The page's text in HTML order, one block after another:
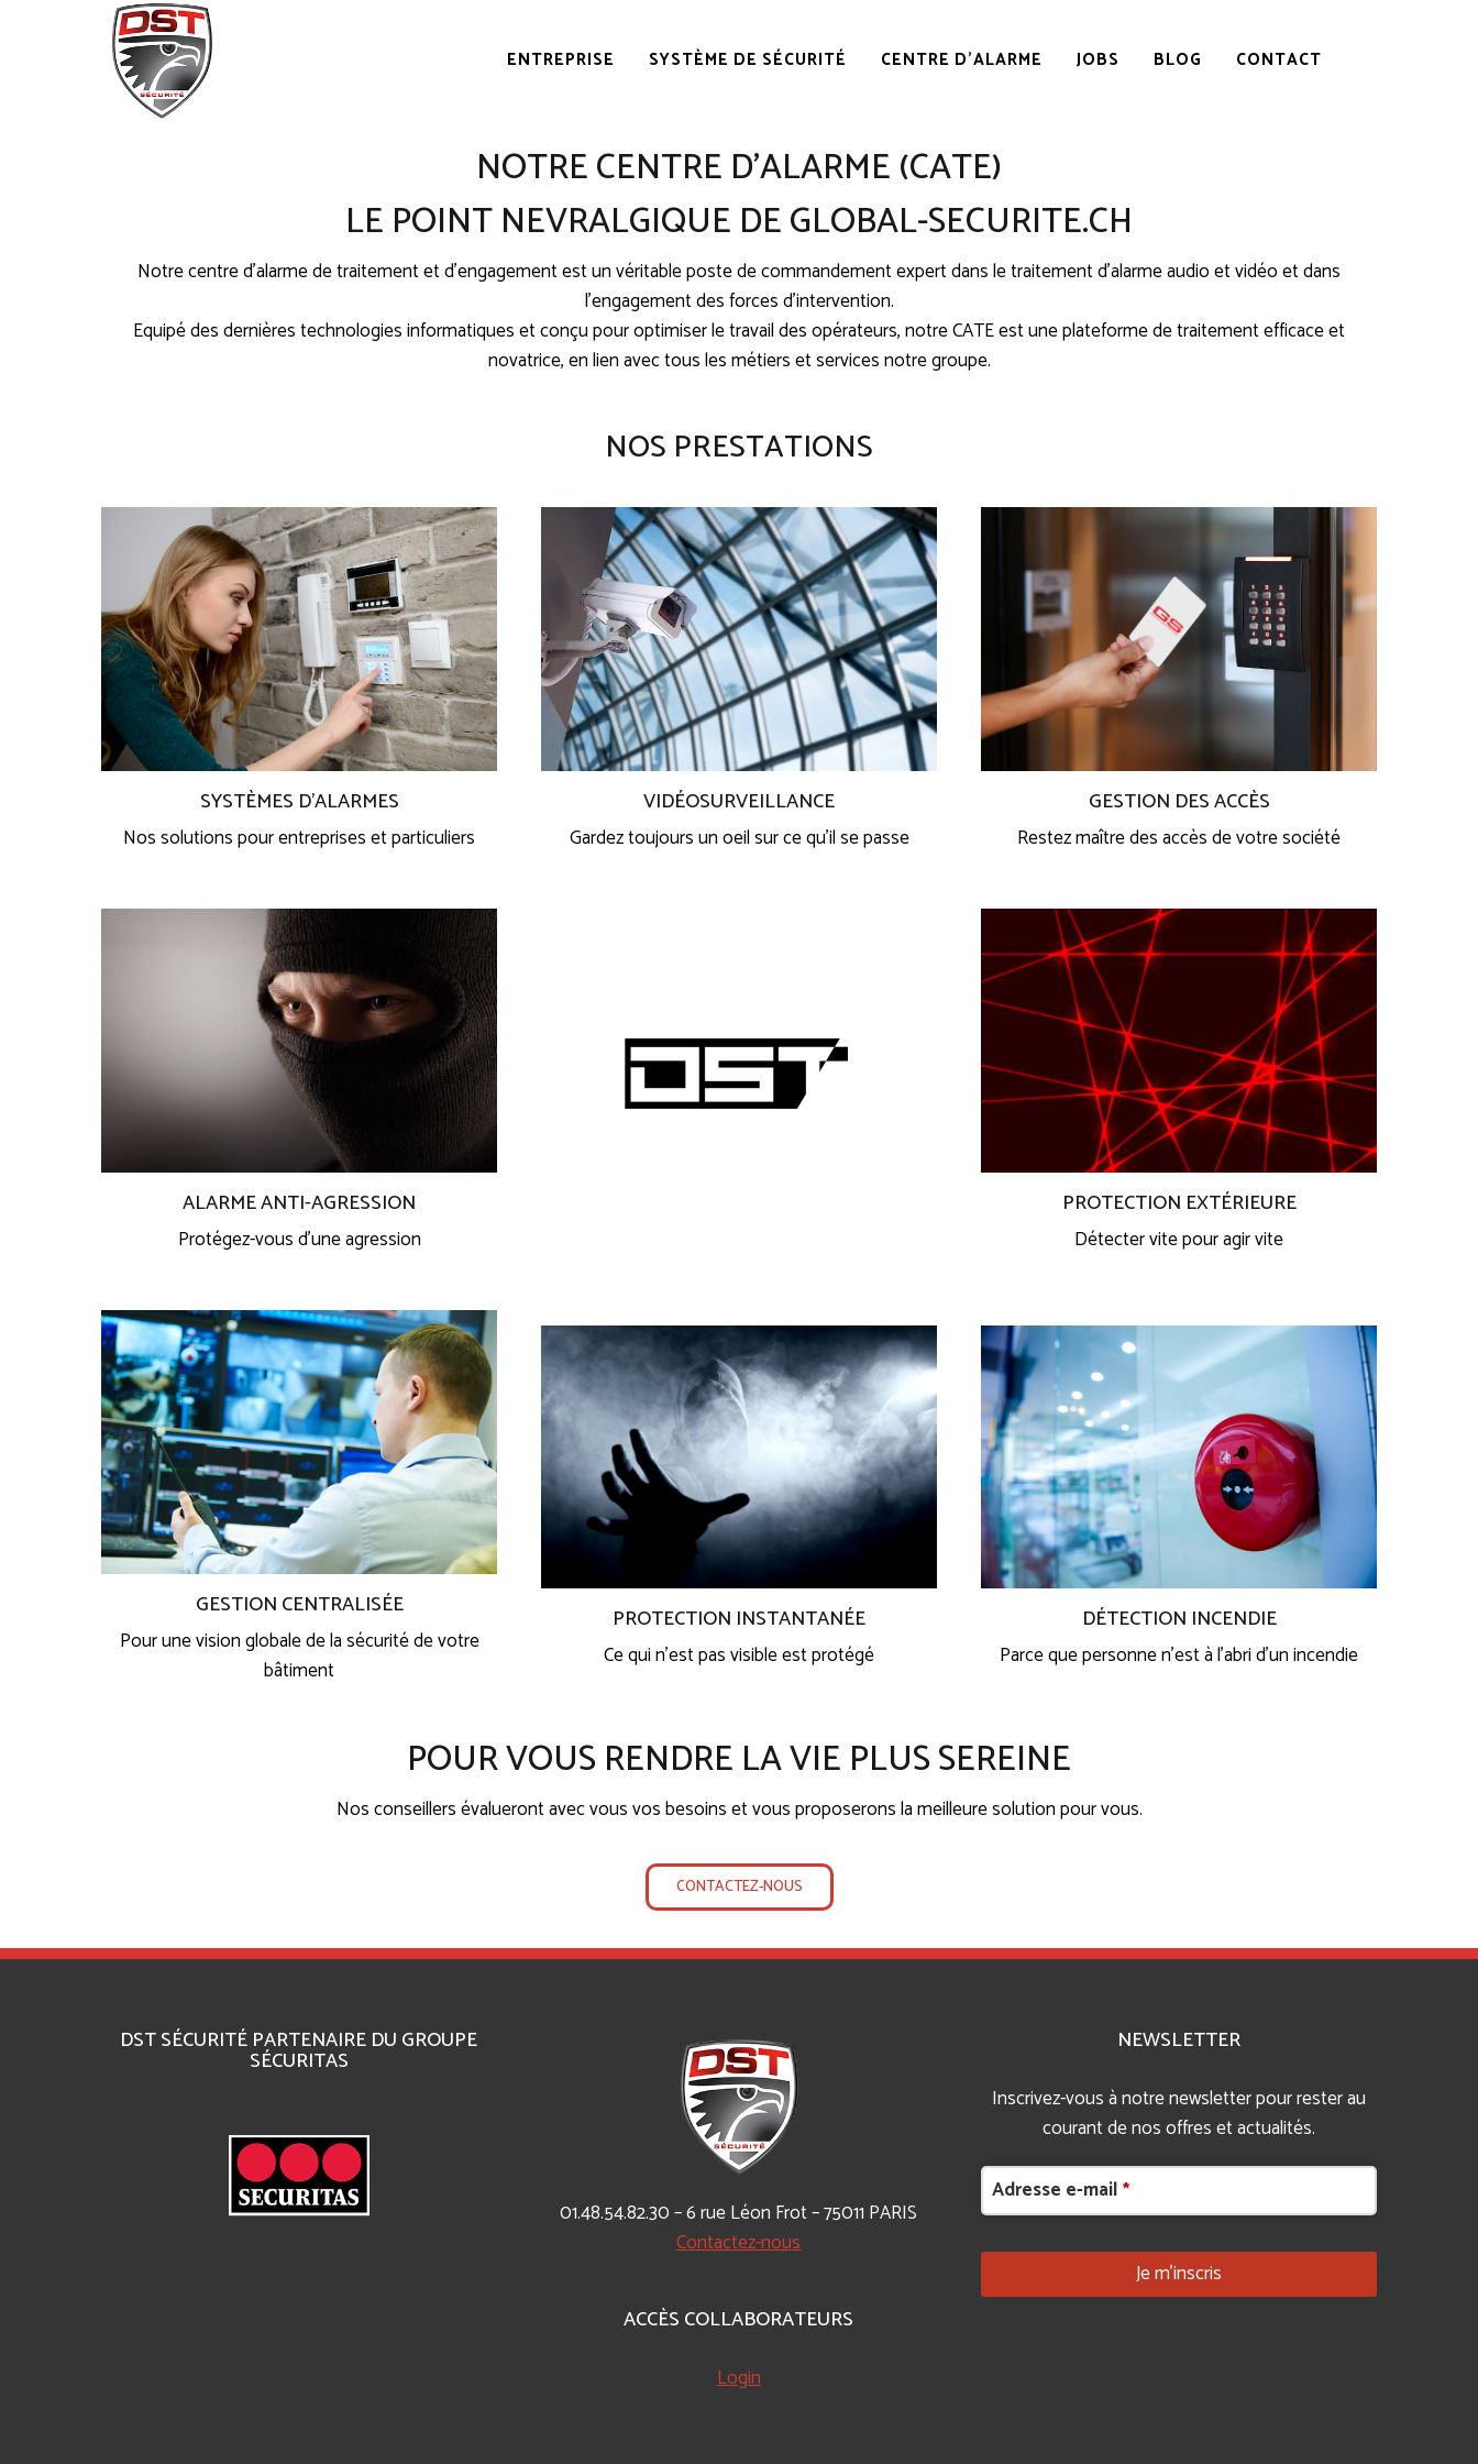
ENTREPRISE SYSTÈME DE SÉCURITÉ CENTRE D’ALARME JOBS BLOG CONTACT
NOTRE CENTRE D’ALARME (CATE)
LE POINT NEVRALGIQUE DE GLOBAL-SECURITE.CH
Notre centre d’alarme de traitement et d’engagement est un véritable poste de commandement expert dans le traitement d’alarme audio et vidéo et dans
l’engagement des forces d’intervention.
Equipé des dernières technologies informatiques et conçu pour optimiser le travail des opérateurs, notre CATE est une plateforme de traitement efficace et
novatrice, en lien avec tous les métiers et services notre groupe.
NOS PRESTATIONS
SYSTÈMES D’ALARMES
Nos solutions pour entreprises et particuliers
VIDÉOSURVEILLANCE
Gardez toujours un oeil sur ce qu’il se passe
GESTION DES ACCÈS
Restez maître des accès de votre société
ALARME ANTI-AGRESSION
Protégez-vous d’une agression
PROTECTION EXTÉRIEURE
Détecter vite pour agir vite
GESTION CENTRALISÉE
Pour une vision globale de la sécurité de votre
bâtiment
PROTECTION INSTANTANÉE
Ce qui n’est pas visible est protégé
DÉTECTION INCENDIE
Parce que personne n’est à l’abri d’un incendie
POUR VOUS RENDRE LA VIE PLUS SEREINE
Nos conseillers évalueront avec vous vos besoins et vous proposerons la meilleure solution pour vous.
CONTACTEZ-NOUS
DST SÉCURITÉ PARTENAIRE DU GROUPE
SÉCURITAS
01.48.54.82.30 – 6 rue Léon Frot – 75011 PARIS
Contactez-nous
ACCÈS COLLABORATEURS
Login
NEWSLETTER
Inscrivez-vous à notre newsletter pour rester au
courant de nos offres et actualités.
Adresse e-mail *
Je m’inscris